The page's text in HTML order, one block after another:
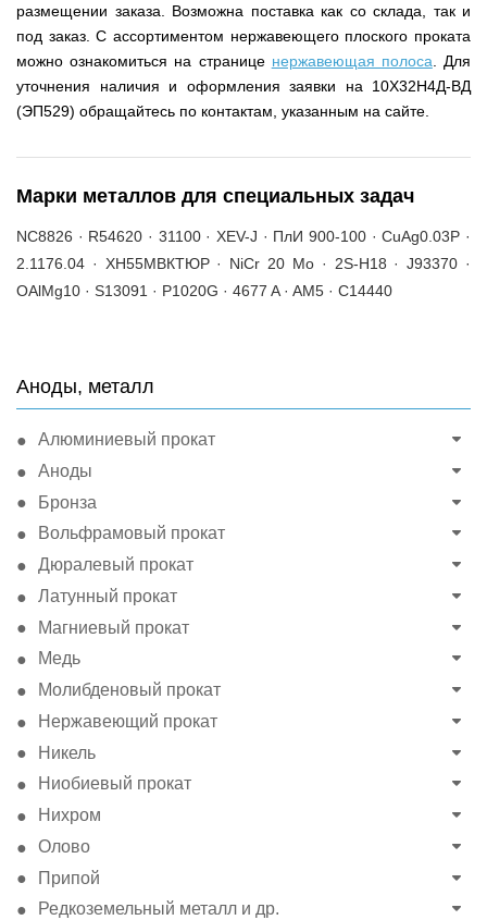
Аноды, металл
Алюминиевый прокат
Аноды
Бронза
Вольфрамовый прокат
Дюралевый прокат
Латунный прокат
Магниевый прокат
Медь
Молибденовый прокат
Нержавеющий прокат
Никель
Ниобиевый прокат
Нихром
Олово
Припой
Редкоземельный металл и др.
размещении заказа. Возможна поставка как со склада, так и
под заказ. С ассортиментом нержавеющего плоского проката
можно ознакомиться на странице нержавеющая полоса . Для
уточнения наличия и оформления заявки на 10Х32Н4Д-ВД
(ЭП529) обращайтесь по контактам, указанным на сайте.
Марки металлов для специальных задач
NC8826 · R54620 · 31100 · XEV-J · ПлИ 900-100 · CuAg0.03P ·
2.1176.04 · ХН55МВКТЮР · NiCr 20 Mo · 2S-H18 · J93370 ·
OAlMg10 · S13091 · P1020G · 4677 A · AM5 · C14440